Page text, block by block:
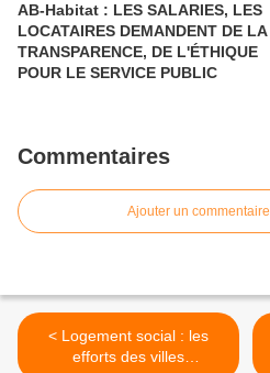
AB-Habitat : LES SALARIES, LES
LOCATAIRES DEMANDENT DE LA
TRANSPARENCE, DE L'ÉTHIQUE
POUR LE SERVICE PUBLIC
Commentaires
Ajouter un commentaire
< Logement social : les
efforts des villes